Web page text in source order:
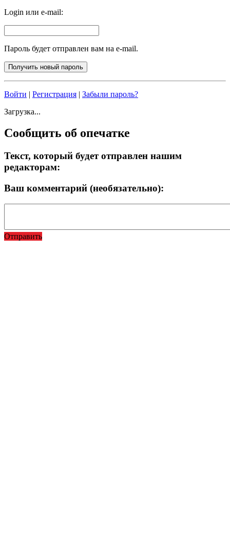
Login или e-mail:
Пароль будет отправлен вам на e-mail.
Войти | Регистрация | Забыли пароль?
Загрузка...
Сообщить об опечатке
Текст, который будет отправлен нашим
редакторам:
Ваш комментарий (необязательно):
Отправить